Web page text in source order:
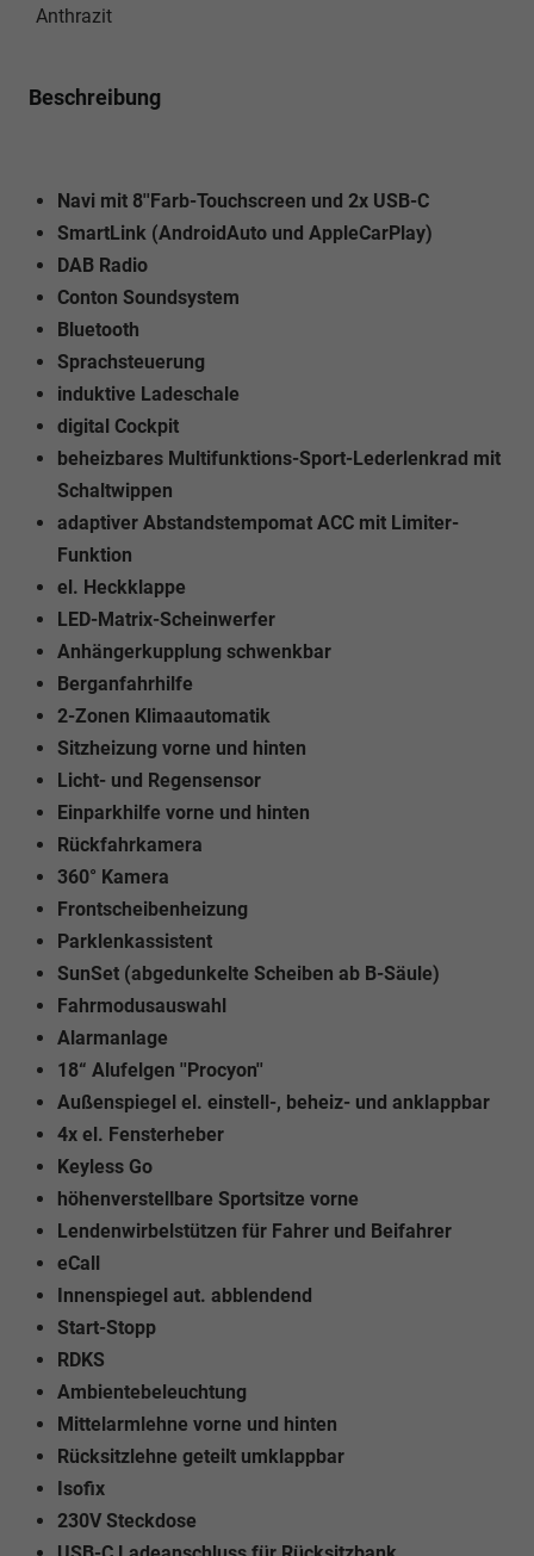
Anthrazit
Beschreibung
Navi mit 8''Farb-Touchscreen und 2x USB-C
SmartLink (AndroidAuto und AppleCarPlay)
DAB Radio
Conton Soundsystem
Bluetooth
Sprachsteuerung
induktive Ladeschale
digital Cockpit
beheizbares Multifunktions-Sport-Lederlenkrad mit
Schaltwippen
adaptiver Abstandstempomat ACC mit Limiter-
Funktion
el. Heckklappe
LED-Matrix-Scheinwerfer
Anhängerkupplung schwenkbar
Berganfahrhilfe
2-Zonen Klimaautomatik
Sitzheizung vorne und hinten
Licht- und Regensensor
Einparkhilfe vorne und hinten
Rückfahrkamera
360° Kamera
Frontscheibenheizung
Parklenkassistent
SunSet (abgedunkelte Scheiben ab B-Säule)
Fahrmodusauswahl
Alarmanlage
18“ Alufelgen ''Procyon''
Außenspiegel el. einstell-, beheiz- und anklappbar
4x el. Fensterheber
Keyless Go
höhenverstellbare Sportsitze vorne
Lendenwirbelstützen für Fahrer und Beifahrer
eCall
Innenspiegel aut. abblendend
Start-Stopp
RDKS
Ambientebeleuchtung
Mittelarmlehne vorne und hinten
Rücksitzlehne geteilt umklappbar
Isofix
230V Steckdose